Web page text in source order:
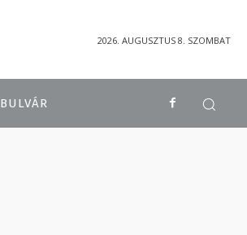
2026. AUGUSZTUS 8. SZOMBAT
BULVÁR